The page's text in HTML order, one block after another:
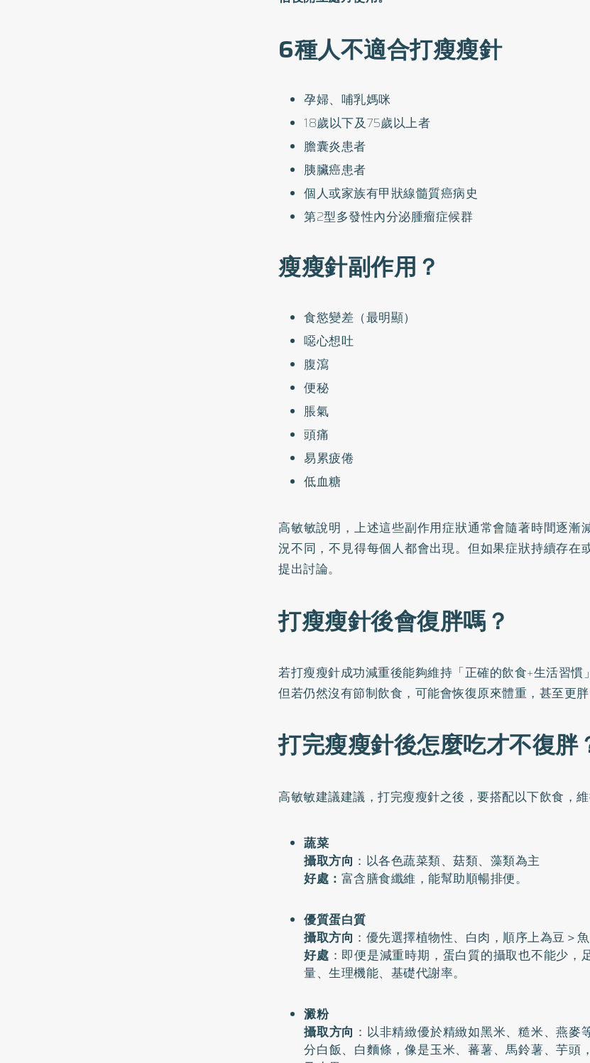
6種人不適合打瘦瘦針
孕婦、哺乳媽咪
18歲以下及75歲以上者
膽囊炎患者
胰臟癌患者
個人或家族有甲狀線髓質癌病史
第2型多發性內分泌腫瘤症候群
瘦瘦針副作用？
食慾變差（最明顯）
噁心想吐
腹瀉
便秘
脹氣
頭痛
易累疲倦
低血糖
高敏敏說明，上述這些副作用症狀通常會隨著時間逐漸
況不同，不見得每個人都會出現。但如果症狀持續存在
提出討論。
打瘦瘦針後會復胖嗎？
若打瘦瘦針成功減重後能夠維持「正確的飲食+生活習慣
但若仍然沒有節制飲食，可能會恢復原來體重，甚至更胖
打完瘦瘦針後怎麼吃才不復胖
高敏敏建議建議，打完瘦瘦針之後，要搭配以下飲食，
蔬菜
攝取方向 ：以各色蔬菜類、菇類、藻類為主
好處： 富含膳食纖維，能幫助順暢排便。
優質蛋白質
攝取方向 ：優先選擇植物性、白肉，順序上為豆＞
好處 ：即便是減重時期，蛋白質的攝取也不能少，
量、生理機能、基礎代謝率。
澱粉
攝取方向 ：以非精緻優於精緻如黑米、糙米、燕麥
分白飯、白麵條，像是玉米、蕃薯、馬鈴薯、芋頭